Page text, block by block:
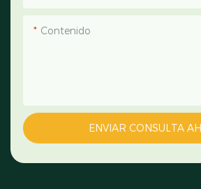
Contenido
ENVIAR CONSULTA